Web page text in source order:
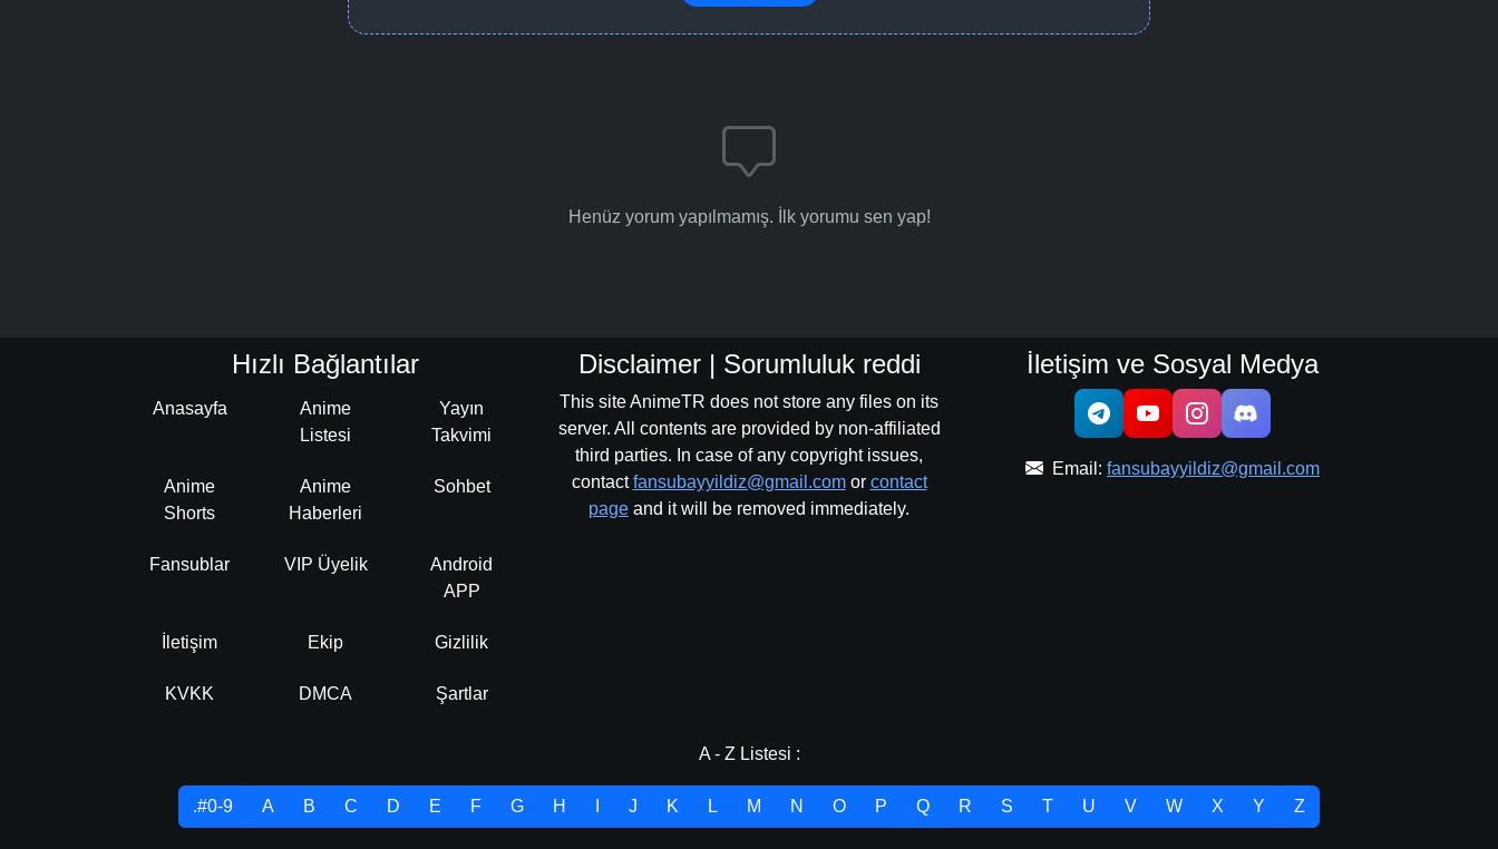
Henüz yorum yapılmamış. İlk yorumu sen yap!
Hızlı Bağlantılar
Anasayfa
Anime
Listesi
Yayın
Takvimi
Anime
Shorts
Anime
Haberleri
Sohbet
Fansublar VIP Üyelik
Android
APP
İletişim Ekip Gizlilik
KVKK DMCA Şartlar
Disclaimer | Sorumluluk reddi
This site AnimeTR does not store any files on its
server. All contents are provided by non-affiliated
third parties. In case of any copyright issues,
contactfansubayyildiz@gmail.comor contact
page and it will be removed immediately.
İletişim ve Sosyal Medya
Email: fansubayyildiz@gmail.com
A - Z Listesi :
.#0-9 A B C D E F G H J K L M N O P Q R S T U V W X Y Z